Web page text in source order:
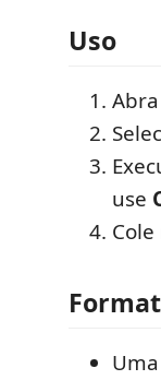
Uso
use